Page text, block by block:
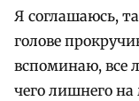
Я соглашаюсь,
голове
вспоминаю, все
чего лишнего на